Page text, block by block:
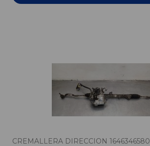
CREMALLERA DIRECCION 1646346580